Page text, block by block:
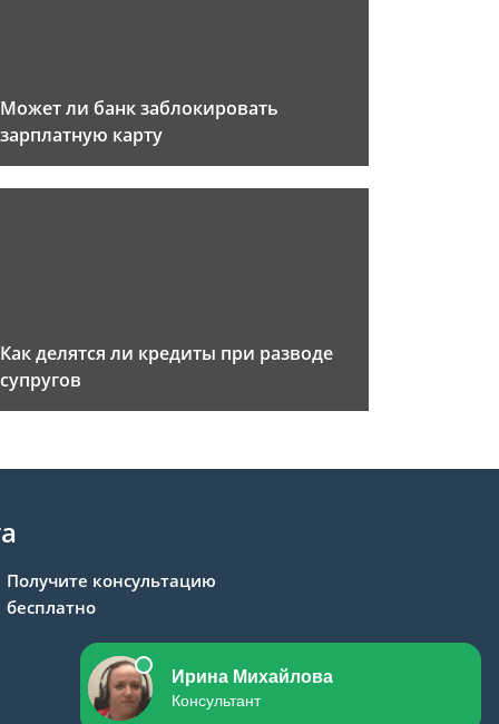
Может ли банк заблокировать
зарплатную карту
Как делятся ли кредиты при разводе
супругов
Получите консультацию
бесплатно